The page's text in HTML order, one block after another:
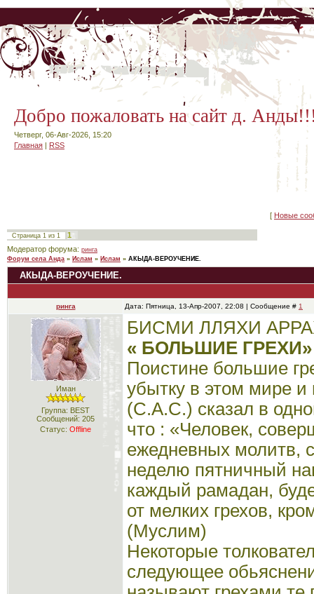
Добро пожаловать на сайт д.
Четверг, 06-Авг-2026, 15:20
Главная | RSS
[ Новые
Страница 1 из 1
1
Модератор форума: ринга
Форум села Анда » Ислам » Ислам » АКЫДА-ВЕРОУЧЕНИЕ.
АКЫДА-ВЕРОУЧЕНИЕ.
ринга Дата: Пятница, 13-Апр-2007, 22:08 | Сообщение # 1
Иман
Группа: BEST
Сообщений: 205
Статус: Offline
БИСМИ ЛЛЯХИ
« БОЛЬШИЕ ГРЕХИ»
Поистине большие
убытку в этом мире
(С.А.С.) сказал в
что : «Человек,
ежедневных
неделю пятничный
каждый рамадан,
от мелких грехов,
(Муслим)
Некоторые
следующее